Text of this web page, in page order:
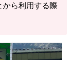
から利用する際